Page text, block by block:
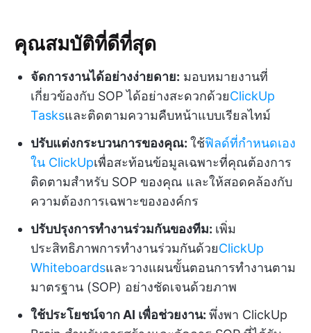
คุณสมบัติที่ดีที่สุด
จัดการงานได้อย่างง่ายดาย: มอบหมายงานที่
เกี่ยวข้องกับ SOP ได้อย่างสะดวกด้วยClickUp
Tasksและติดตามความคืบหน้าแบบเรียลไทม์
ปรับแต่งกระบวนการของคุณ: ใช้ฟิลด์ที่กำหนดเอง
ใน ClickUpเพื่อสะท้อนข้อมูลเฉพาะที่คุณต้องการ
ติดตามสำหรับ SOP ของคุณ และให้สอดคล้องกับ
ความต้องการเฉพาะขององค์กร
ปรับปรุงการทำงานร่วมกันของทีม: เพิ่ม
ประสิทธิภาพการทำงานร่วมกันด้วยClickUp
Whiteboardsและวางแผนขั้นตอนการทำงานตาม
มาตรฐาน (SOP) อย่างชัดเจนด้วยภาพ
ใช้ประโยชน์จาก AI เพื่อช่วยงาน: พึ่งพา ClickUp